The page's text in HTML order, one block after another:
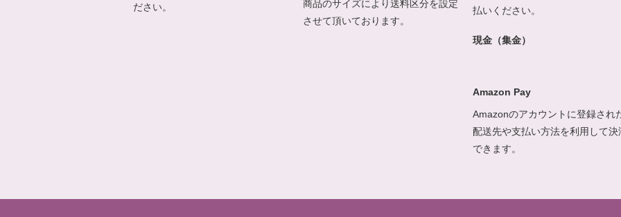
ださい。
商品のサイズにより送料区分を設定
させて頂いております。
払いください。
現金（集金）
Amazon Pay
Amazonのアカウントに登録され
配送先や支払い方法を利用して決
できます。